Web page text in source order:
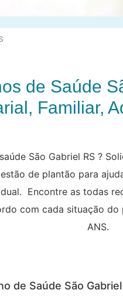
de Saúde
Familiar,
São Gabriel RS ?
de plantão para
Encontre as todas
com cada situação
ANS.
de Saúde São